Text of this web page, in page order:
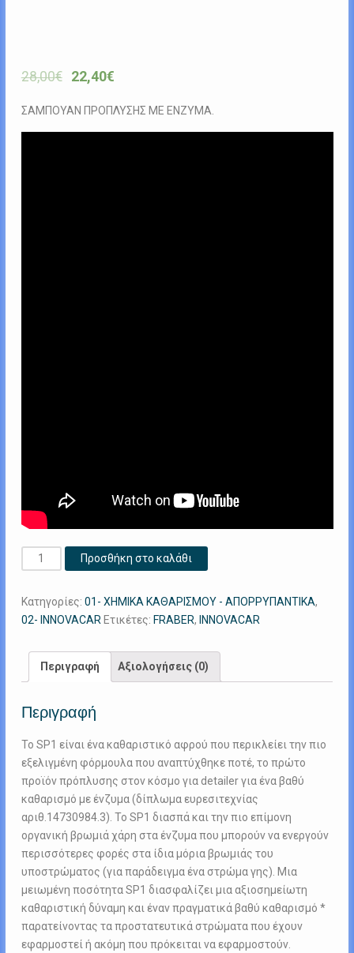
28,00€ 22,40€
ΣΑΜΠΟΥΑΝ ΠΡΟΠΛΥΣΗΣ ΜΕ ΕΝΖΥΜΑ.
SP1
PREWASH
ποσότητα
Προσθήκη στο καλάθι
Κατηγορίες: 01- ΧΗΜΙΚΑ ΚΑΘΑΡΙΣΜΟΥ - ΑΠΟΡΡΥΠΑΝΤΙΚΑ,
02- INNOVACAR Ετικέτες: FRABER, INNOVACAR
Περιγραφή Αξιολογήσεις (0)
Περιγραφή
Το SP1 είναι ένα καθαριστικό αφρού που περικλείει την πιο
εξελιγμένη φόρμουλα που αναπτύχθηκε ποτέ, το πρώτο
προϊόν πρόπλυσης στον κόσμο για detailer για ένα βαθύ
καθαρισμό με ένζυμα (δίπλωμα ευρεσιτεχνίας
αριθ.14730984.3). Το SP1 διασπά και την πιο επίμονη
οργανική βρωμιά χάρη στα ένζυμα που μπορούν να ενεργούν
περισσότερες φορές στα ίδια μόρια βρωμιάς του
υποστρώματος (για παράδειγμα ένα στρώμα γης). Μια
μειωμένη ποσότητα SP1 διασφαλίζει μια αξιοσημείωτη
καθαριστική δύναμη και έναν πραγματικά βαθύ καθαρισμό *
παρατείνοντας τα προστατευτικά στρώματα που έχουν
εφαρμοστεί ή ακόμη που πρόκειται να εφαρμοστούν.